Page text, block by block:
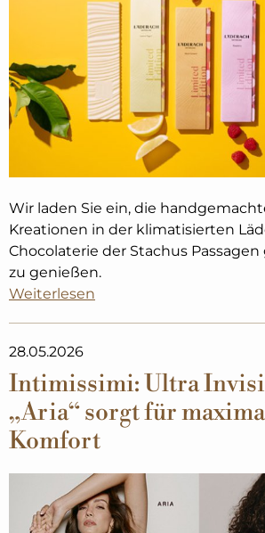
Wir laden Sie ein, die
Kreationen in der klimatisierten
Chocolaterie der Stachus
zu genießen.
Weiterlesen
28.05.2026
Intimissimi: Ultra
„Aria“ sorgt für
Komfort